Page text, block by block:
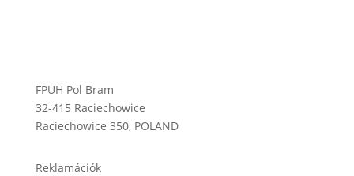
FPUH Pol Bram
32-415 Raciechowice
Raciechowice 350, POLAND
Reklamációk